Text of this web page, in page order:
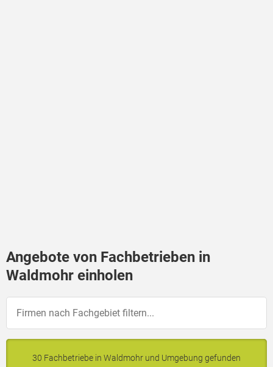
Angebote von Fachbetrieben in
Waldmohr einholen
30 Fachbetriebe in Waldmohr und Umgebung gefunden